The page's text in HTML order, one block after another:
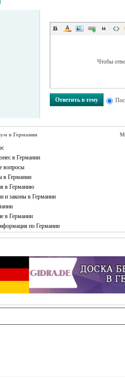
Чтобы
Ответить в тему
в Германии
в Германии
вопросы
в Германии
в Германию
и законы в Германии
в Германии
по Германии